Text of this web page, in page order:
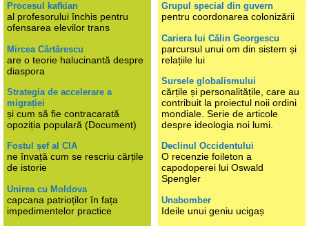
Procesul kafkian
al profesorului închis pentru
ofensarea elevilor trans
Mircea Cărtărescu
are o teorie halucinantă despre
diaspora
Strategia de accelerare a
migrației
și cum să fie contracarată
opoziția populară (Document)
Fostul șef al CIA
ne învață cum se rescriu cărțile
de istorie
Unirea cu Moldova
capcana patrioților în fața
impedimentelor practice
Grupul special din guvern
pentru coordonarea colonizării
Cariera lui Călin Georgescu
parcursul unui om din sistem și
relațiile lui
Sursele globalismului
cărțile și personalitățile, care au
contribuit la proiectul noii ordini
mondiale. Serie de articole
despre ideologia noi lumi.
Declinul Occidentului
O recenzie foileton a
capodoperei lui Oswald
Spengler
Unabomber
Ideile unui geniu ucigaș